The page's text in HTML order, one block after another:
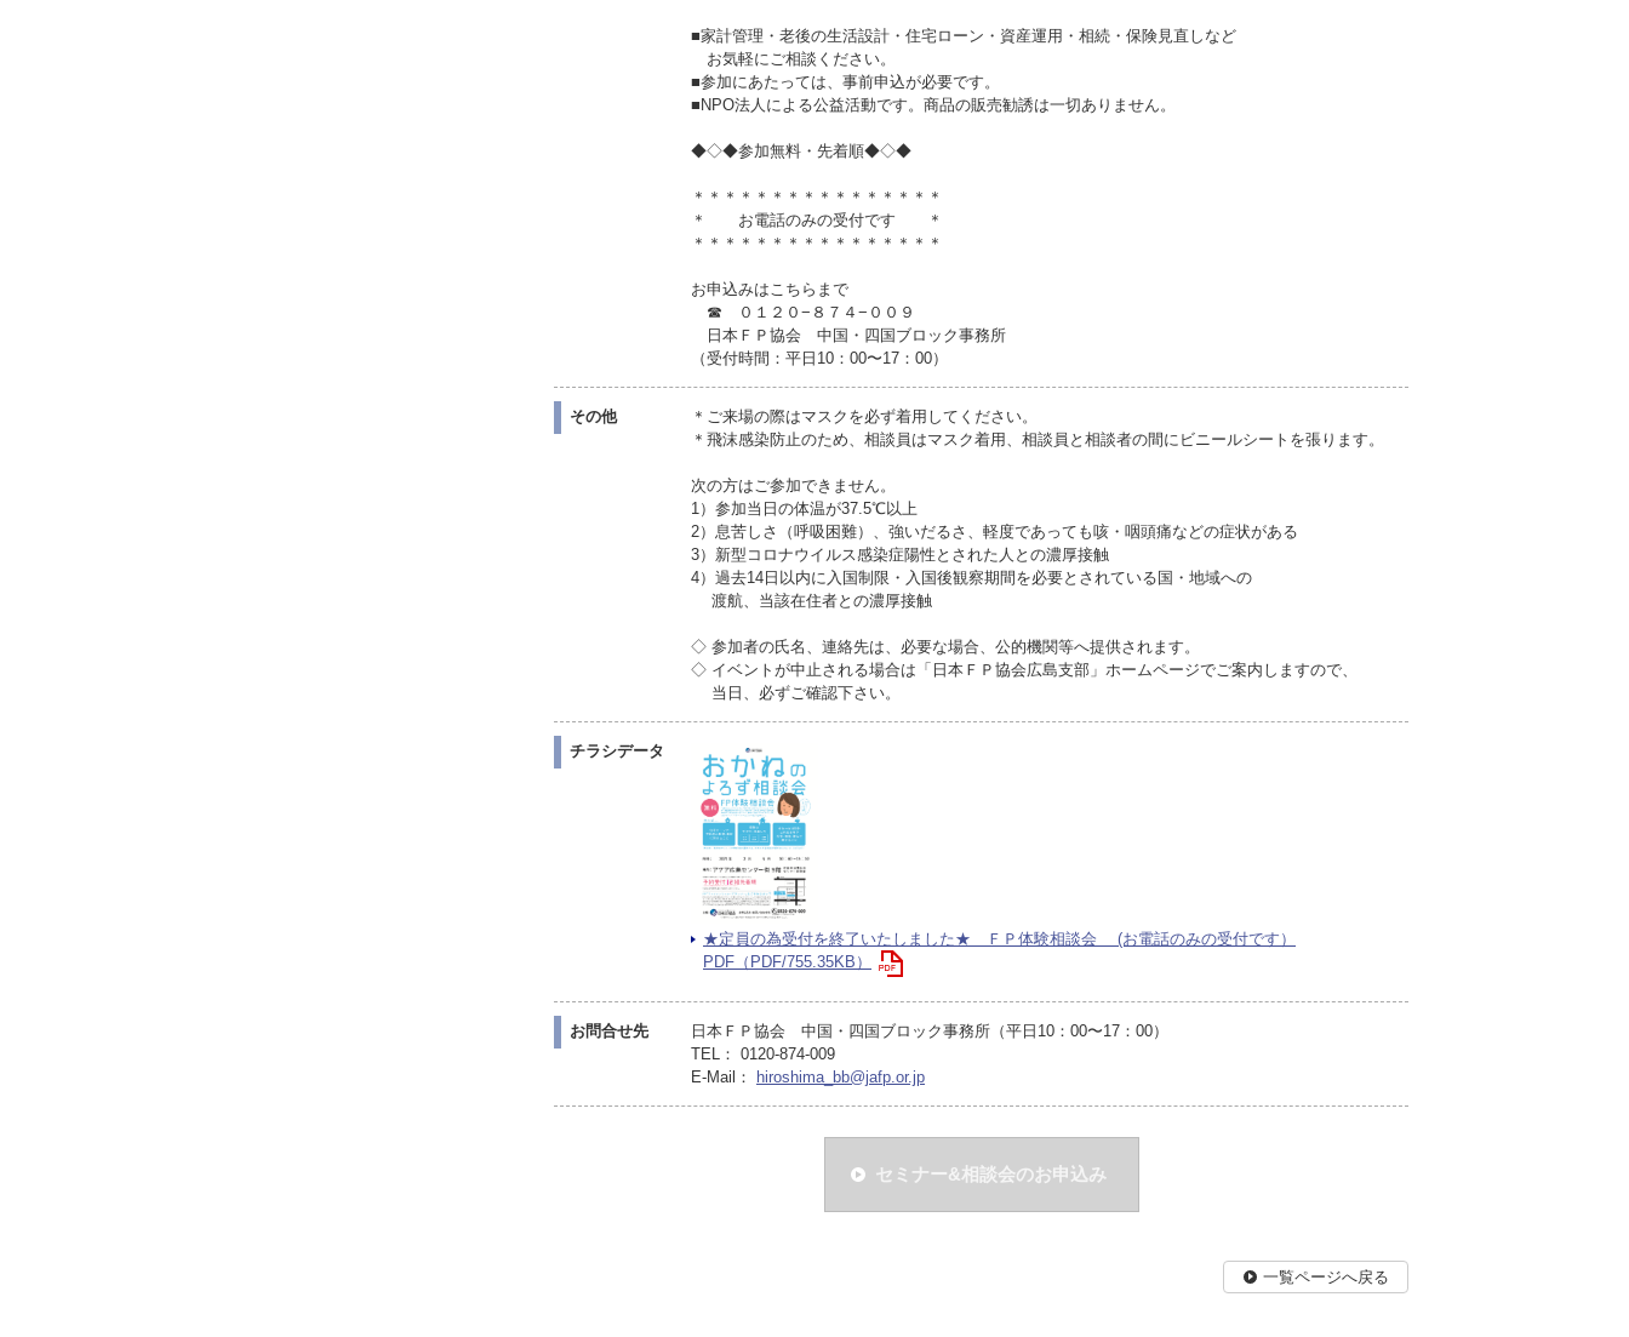
■家計管理・老後の生活設計・住宅ローン・資産運用・相続・保険見直しなど
お気軽にご相談ください。
■参加にあたっては、事前申込が必要です。
■NPO法人による公益活動です。商品の販売勧誘は一切ありません。
◆◇◆参加無料・先着順◆◇◆
＊＊＊＊＊＊＊＊＊＊＊＊＊＊＊＊
＊ お電話のみの受付です ＊
＊＊＊＊＊＊＊＊＊＊＊＊＊＊＊＊
お申込みはこちらまで
☎ ０１２０−８７４−００９
日本ＦＰ協会 中国・四国ブロック事務所
（受付時間：平日10：00〜17：00）
その他
＊ご来場の際はマスクを必ず着用してください。
＊飛沫感染防止のため、相談員はマスク着用、相談員と相談者の間にビニールシートを張ります。
次の方はご参加できません。
1）参加当日の体温が37.5℃以上
2）息苦しさ（呼吸困難）、強いだるさ、軽度であっても咳・咽頭痛などの症状がある
3）新型コロナウイルス感染症陽性とされた人との濃厚接触
4）過去14日以内に入国制限・入国後観察期間を必要とされている国・地域への
渡航、当該在住者との濃厚接触
◇ 参加者の氏名、連絡先は、必要な場合、公的機関等へ提供されます。
◇ イベントが中止される場合は「日本ＦＰ協会広島支部」ホームページでご案内しますので、
当日、必ずご確認下さい。
チラシデータ
★定員の為受付を終了いたしました★ ＦＰ体験相談会 (お電話のみの受付です）
PDF（PDF/755.35KB）
お問合せ先
日本ＦＰ協会 中国・四国ブロック事務所（平日10：00〜17：00）
TEL： 0120-874-009
E-Mail： hiroshima_bb@jafp.or.jp
セミナー&相談会のお申込み
一覧ページへ戻る